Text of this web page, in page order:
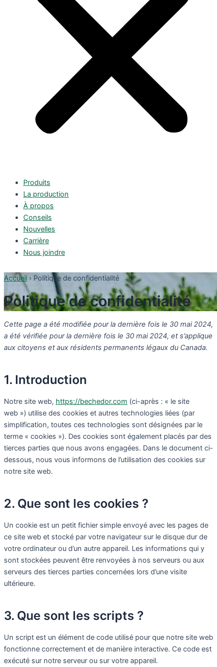
Produits
La production
À propos
Conseils
Nouvelles
Carrière
Nous joindre
Accueil › Politique de confidentialité
Politique de confidentialité
Cette page a été modifiée pour la dernière fois le 30 mai 2024,
a été vérifiée pour la dernière fois le 30 mai 2024, et s’applique
aux citoyens et aux résidents permanents légaux du Canada.
1. Introduction
Notre site web, https://bechedor.com (ci-après : « le site
web ») utilise des cookies et autres technologies liées (par
simplification, toutes ces technologies sont désignées par le
terme « cookies »). Des cookies sont également placés par des
tierces parties que nous avons engagées. Dans le document ci-
dessous, nous vous informons de l’utilisation des cookies sur
notre site web.
2. Que sont les cookies ?
Un cookie est un petit fichier simple envoyé avec les pages de
ce site web et stocké par votre navigateur sur le disque dur de
votre ordinateur ou d’un autre appareil. Les informations qui y
sont stockées peuvent être renvoyées à nos serveurs ou aux
serveurs des tierces parties concernées lors d’une visite
ultérieure.
3. Que sont les scripts ?
Un script est un élément de code utilisé pour que notre site web
fonctionne correctement et de manière interactive. Ce code est
exécuté sur notre serveur ou sur votre appareil.